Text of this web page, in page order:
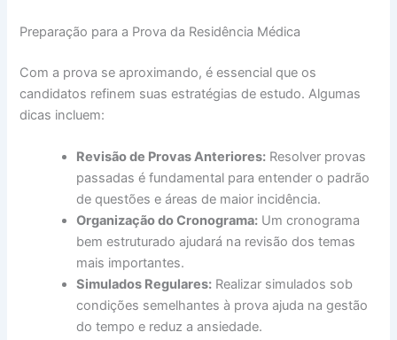
Preparação para a Prova da Residência Médica
Com a prova se aproximando, é essencial que os
candidatos refinem suas estratégias de estudo. Algumas
dicas incluem:
Revisão de Provas Anteriores: Resolver provas
passadas é fundamental para entender o padrão
de questões e áreas de maior incidência.
Organização do Cronograma: Um cronograma
bem estruturado ajudará na revisão dos temas
mais importantes.
Simulados Regulares: Realizar simulados sob
condições semelhantes à prova ajuda na gestão
do tempo e reduz a ansiedade.